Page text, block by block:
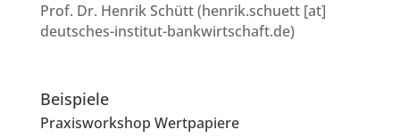
Prof. Dr. Henrik Schütt (henrik.schuett [at]
deutsches-institut-bankwirtschaft.de)
Beispiele
Praxisworkshop Wertpapiere